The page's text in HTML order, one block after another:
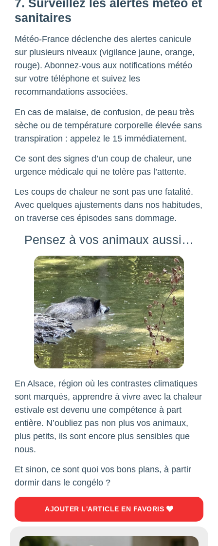
7. Surveillez les alertes météo et
sanitaires
Météo-France déclenche des alertes canicule
sur plusieurs niveaux (vigilance jaune, orange,
rouge). Abonnez-vous aux notifications météo
sur votre téléphone et suivez les
recommandations associées.
En cas de malaise, de confusion, de peau très
sèche ou de température corporelle élevée sans
transpiration : appelez le 15 immédiatement.
Ce sont des signes d’un coup de chaleur, une
urgence médicale qui ne tolère pas l’attente.
Les coups de chaleur ne sont pas une fatalité.
Avec quelques ajustements dans nos habitudes,
on traverse ces épisodes sans dommage.
Pensez à vos animaux aussi…
En Alsace, région où les contrastes climatiques
sont marqués, apprendre à vivre avec la chaleur
estivale est devenu une compétence à part
entière. N’oubliez pas non plus vos animaux,
plus petits, ils sont encore plus sensibles que
nous.
Et sinon, ce sont quoi vos bons plans, à partir
dormir dans le congélo ?
AJOUTER L'ARTICLE EN FAVORIS